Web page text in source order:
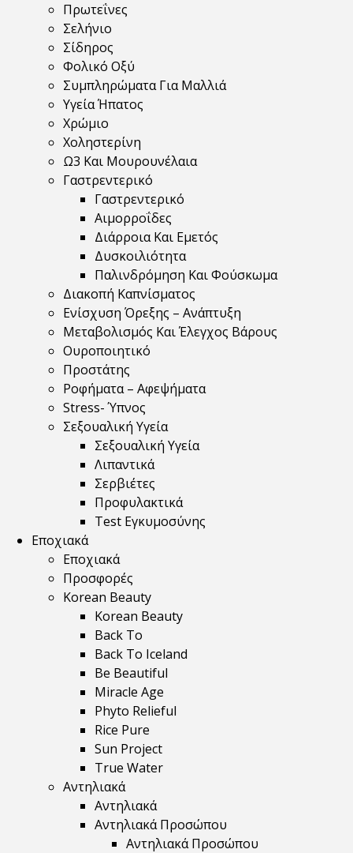
Πρωτεΐνες
Σελήνιο
Σίδηρος
Φολικό Οξύ
Συμπληρώματα Για Μαλλιά
Υγεία Ήπατος
Χρώμιο
Χοληστερίνη
Ω3 Και Μουρουνέλαια
Γαστρεντερικό
Γαστρεντερικό
Αιμορροΐδες
Διάρροια Και Εμετός
Δυσκοιλιότητα
Παλινδρόμηση Και Φούσκωμα
Διακοπή Καπνίσματος
Ενίσχυση Όρεξης – Ανάπτυξη
Μεταβολισμός Και Έλεγχος Βάρους
Ουροποιητικό
Προστάτης
Ροφήματα – Αφεψήματα
Stress- Ύπνος
Σεξουαλική Υγεία
Σεξουαλική Υγεία
Λιπαντικά
Σερβιέτες
Προφυλακτικά
Test Εγκυμοσύνης
Εποχιακά
Εποχιακά
Προσφορές
Korean Beauty
Korean Beauty
Back To
Back To Iceland
Be Beautiful
Miracle Age
Phyto Relieful
Rice Pure
Sun Project
True Water
Αντηλιακά
Αντηλιακά
Αντηλιακά Προσώπου
Αντηλιακά Προσώπου